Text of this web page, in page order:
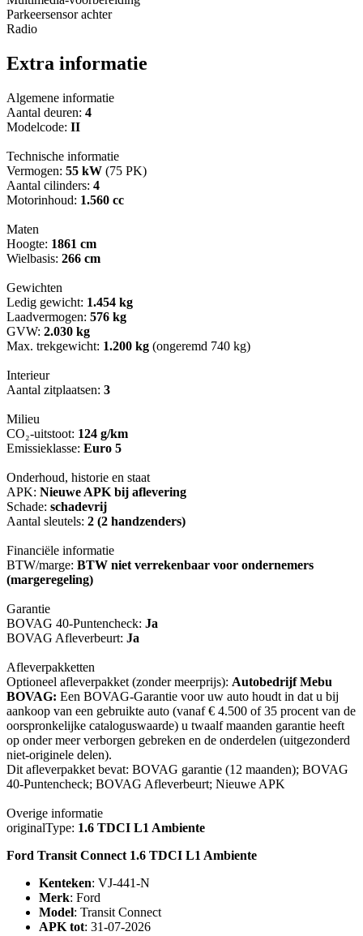
Parkeersensor achter
Radio
Extra informatie
Algemene informatie
Aantal deuren: 4
Modelcode: II
Technische informatie
Vermogen: 55 kW (75 PK)
Aantal cilinders: 4
Motorinhoud: 1.560 cc
Maten
Hoogte: 1861 cm
Wielbasis: 266 cm
Gewichten
Ledig gewicht: 1.454 kg
Laadvermogen: 576 kg
GVW: 2.030 kg
Max. trekgewicht: 1.200 kg (ongeremd 740 kg)
Interieur
Aantal zitplaatsen: 3
Milieu
CO₂-uitstoot: 124 g/km
Emissieklasse: Euro 5
Onderhoud, historie en staat
APK: Nieuwe APK bij aflevering
Schade: schadevrij
Aantal sleutels: 2 (2 handzenders)
Financiële informatie
BTW/marge: BTW niet verrekenbaar voor ondernemers
(margeregeling)
Garantie
BOVAG 40-Puntencheck: Ja
BOVAG Afleverbeurt: Ja
Afleverpakketten
Optioneel afleverpakket (zonder meerprijs): Autobedrijf Mebu
BOVAG: Een BOVAG-Garantie voor uw auto houdt in dat u bij
aankoop van een gebruikte auto (vanaf € 4.500 of 35 procent van de
oorspronkelijke cataloguswaarde) u twaalf maanden garantie heeft
op onder meer verborgen gebreken en de onderdelen (uitgezonderd
niet-originele delen).
Dit afleverpakket bevat: BOVAG garantie (12 maanden); BOVAG
40-Puntencheck; BOVAG Afleverbeurt; Nieuwe APK
Overige informatie
originalType: 1.6 TDCI L1 Ambiente
Ford Transit Connect 1.6 TDCI L1 Ambiente
Kenteken: VJ-441-N
Merk: Ford
Model: Transit Connect
APK tot: 31-07-2026